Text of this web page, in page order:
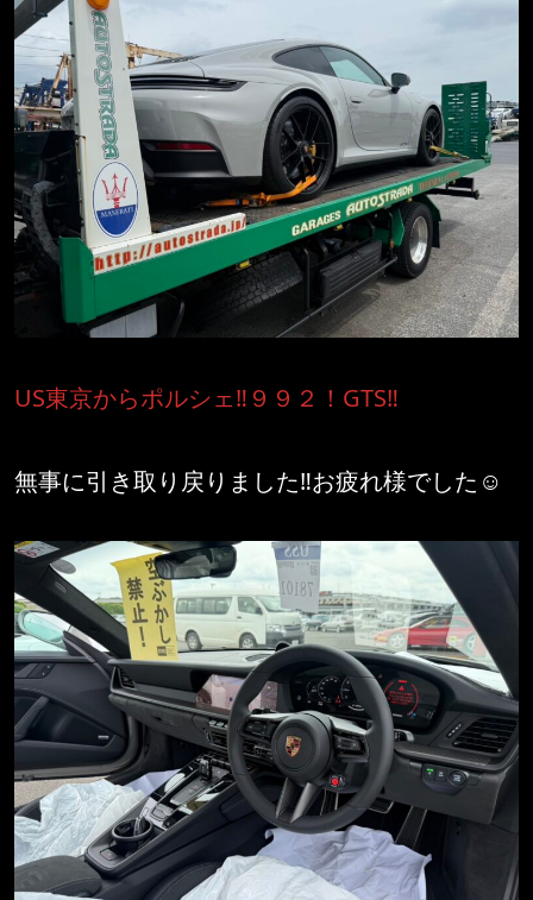
US東京からポルシェ‼️９９２！GTS‼️
無事に引き取り戻りました‼️お疲れ様でした☺️